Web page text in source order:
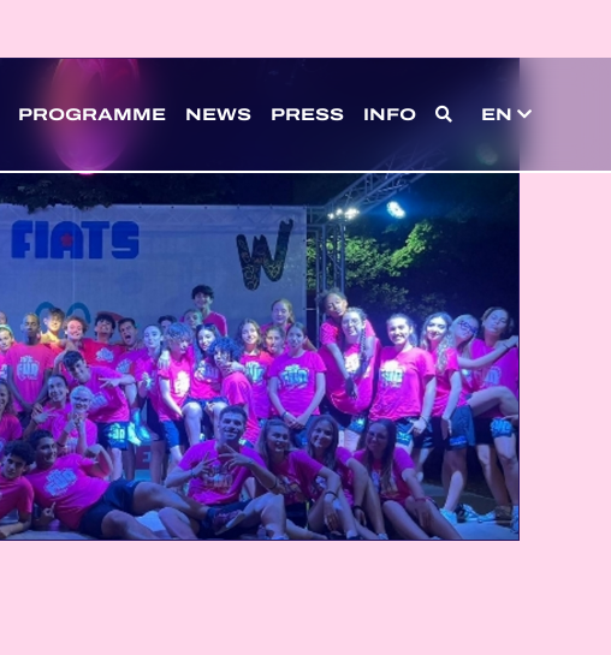
PROGRAMME NEWS PRESS INFO EN